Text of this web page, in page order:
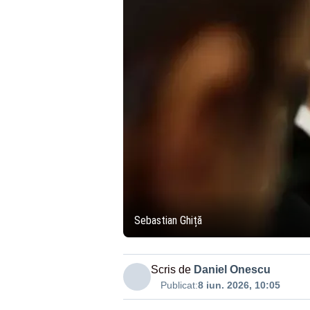
Sebastian Ghiță
Scris de Daniel Onescu
Publicat:8 iun. 2026, 10:05